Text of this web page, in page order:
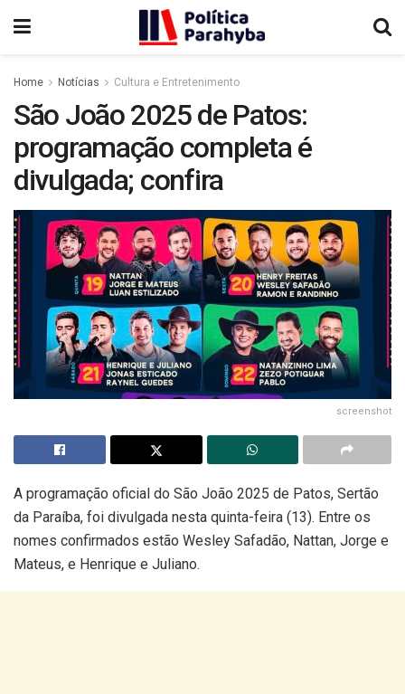
Home Notícias Cultura e Entretenimento
São João 2025 de Patos:
programação completa é
divulgada; confira
screenshot
A programação oficial do São João 2025 de Patos, Sertão
da Paraíba, foi divulgada nesta quinta-feira (13). Entre os
nomes confirmados estão Wesley Safadão, Nattan, Jorge e
Mateus, e Henrique e Juliano.